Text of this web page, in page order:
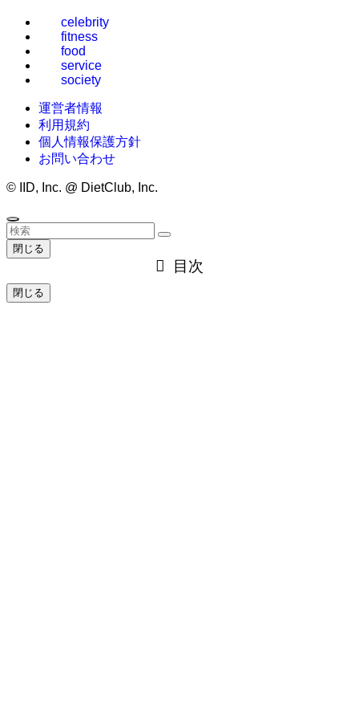
celebrity
fitness
food
service
society
運営者情報
利用規約
個人情報保護方針
お問い合わせ
© IID, Inc. @ DietClub, Inc.
閉じる
目次
閉じる